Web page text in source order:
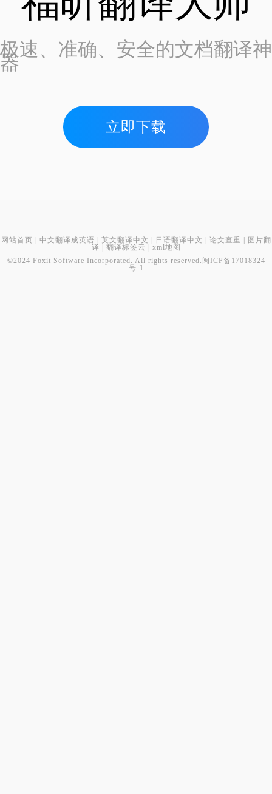
极速、准确、安全的文档翻译神
器
立即下载
网站首页 | 中文翻译成英语 | 英文翻译中文 | 日语翻译中文 | 论文查重 | 图片翻
译 | 翻译标签云 | xml地图
©2024 Foxit Software Incorporated. All rights reserved. 闽ICP备17018324
号-1